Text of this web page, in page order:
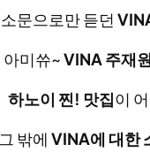
소문으로만 듣던
아미쓔~VINA 주재원
하노이 찐! 맛집이
그 밖에 VINA에 대한